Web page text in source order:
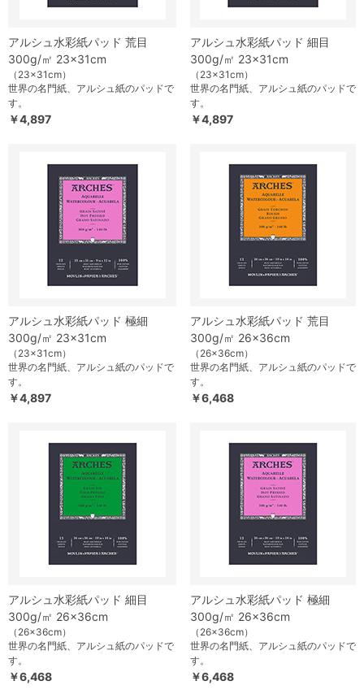
アルシュ水彩紙パッド 荒目
300g/㎡ 23×31cm
（23×31cm）
世界の名門紙、アルシュ紙のパッドで
す。
￥4,897
アルシュ水彩紙パッド 細目
300g/㎡ 23×31cm
（23×31cm）
世界の名門紙、アルシュ紙のパッドで
す。
￥4,897
アルシュ水彩紙パッド 極細
300g/㎡ 23×31cm
（23×31cm）
世界の名門紙、アルシュ紙のパッドで
す。
￥4,897
アルシュ水彩紙パッド 荒目
300g/㎡ 26×36cm
（26×36cm）
世界の名門紙、アルシュ紙のパッドで
す。
￥6,468
アルシュ水彩紙パッド 細目
300g/㎡ 26×36cm
（26×36cm）
世界の名門紙、アルシュ紙のパッドで
す。
￥6,468
アルシュ水彩紙パッド 極細
300g/㎡ 26×36cm
（26×36cm）
世界の名門紙、アルシュ紙のパッドで
す。
￥6,468